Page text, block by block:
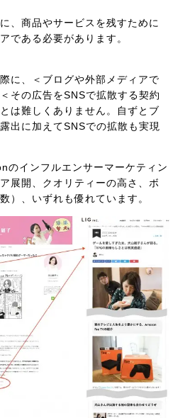
、商品やサービスを残すために
である必要があります。
に、＜ブログや外部メディアで
その広告をSNSで拡散する契約
は難しくありません。自ずとブ
出に加えてSNSでの拡散も実現
のインフルエンサーマーケティン
展開、クオリティーの高さ、ボ
）、いずれも優れています。